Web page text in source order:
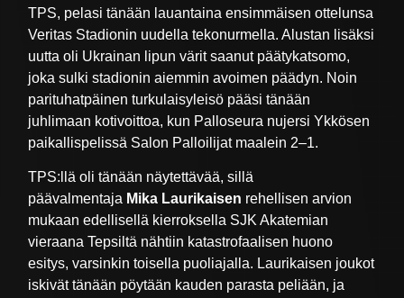
TPS, pelasi tänään lauantaina ensimmäisen ottelunsa
Veritas Stadionin uudella tekonurmella. Alustan lisäksi
uutta oli Ukrainan lipun värit saanut päätykatsomo,
joka sulki stadionin aiemmin avoimen päädyn. Noin
parituhatpäinen turkulaisyleisö pääsi tänään
juhlimaan kotivoittoa, kun Palloseura nujersi Ykkösen
paikallispelissä Salon Palloilijat maalein 2–1.
TPS:llä oli tänään näytettävää, sillä
päävalmentaja Mika Laurikaisen rehellisen arvion
mukaan edellisellä kierroksella SJK Akatemian
vieraana Tepsiltä nähtiin katastrofaalisen huono
esitys, varsinkin toisella puoliajalla. Laurikaisen joukot
iskivät tänään pöytään kauden parasta peliään, ja